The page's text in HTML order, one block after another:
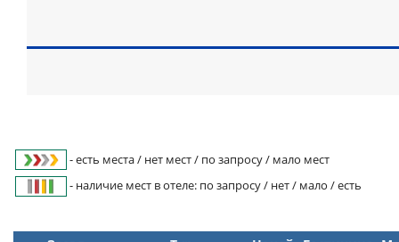
- есть места / нет мест / по запросу / мало мест
- наличие мест в отеле: по запросу / нет / мало / есть